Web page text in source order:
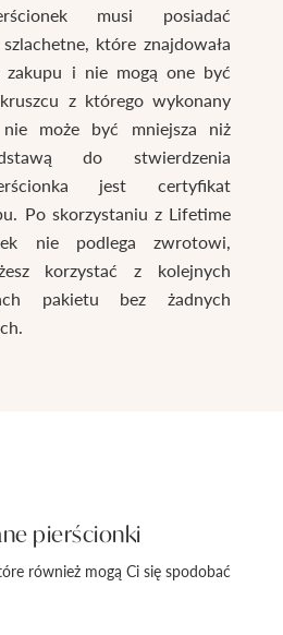
musi posiadać
które znajdowała
i nie mogą one być
z którego wykonany
nie może być mniejsza niż
do stwierdzenia
jest certyfikat
Po skorzystaniu z Lifetime
nie podlega zwrotowi,
korzystać z kolejnych
pakietu bez żadnych
pierścionki
również mogą Ci się spodobać